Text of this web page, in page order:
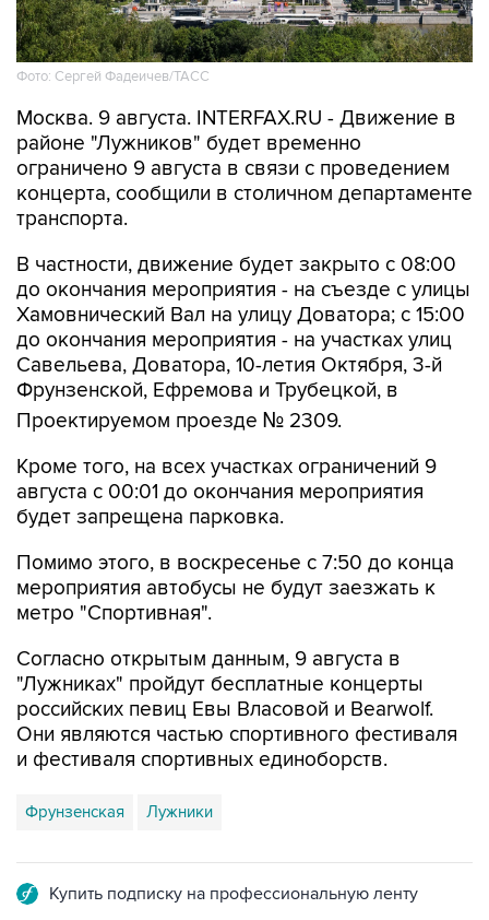
Фото: Сергей Фадеичев/ТАСС
Москва. 9 августа. INTERFAX.RU - Движение в
районе "Лужников" будет временно
ограничено 9 августа в связи с проведением
концерта, сообщили в столичном департаменте
транспорта.
В частности, движение будет закрыто с 08:00
до окончания мероприятия - на съезде с улицы
Хамовнический Вал на улицу Доватора; с 15:00
до окончания мероприятия - на участках улиц
Савельева, Доватора, 10-летия Октября, 3-й
Фрунзенской, Ефремова и Трубецкой, в
Проектируемом проезде № 2309.
Кроме того, на всех участках ограничений 9
августа с 00:01 до окончания мероприятия
будет запрещена парковка.
Помимо этого, в воскресенье с 7:50 до конца
мероприятия автобусы не будут заезжать к
метро "Спортивная".
Согласно открытым данным, 9 августа в
"Лужниках" пройдут бесплатные концерты
российских певиц Евы Власовой и Bearwolf.
Они являются частью спортивного фестиваля
и фестиваля спортивных единоборств.
Фрунзенская Лужники
Купить подписку на профессиональную ленту